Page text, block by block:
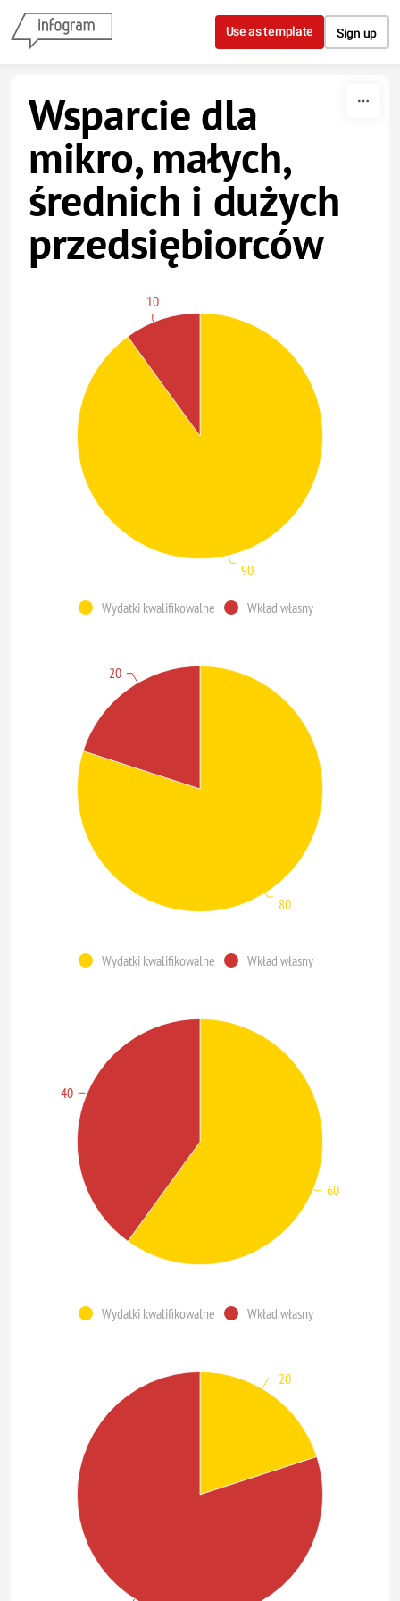
Skip to content
Use as template Sign up
Wsparcie dla
mikro, małych,
średnich i dużych
przedsiębiorców
Wydatki kwalifikowalne Wkład własny
90
10
Wydatki kwalifikowalne Wkład własny
80
20
Wydatki kwalifikowalne Wkład własny
60
40
20